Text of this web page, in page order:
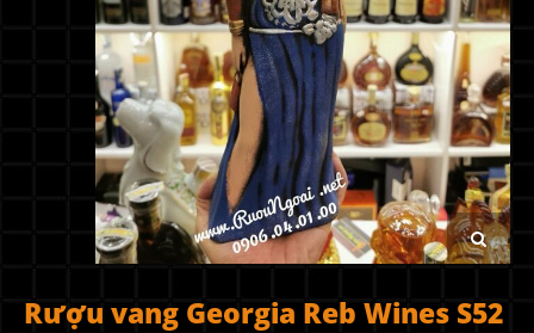
Rượu vang Georgia Reb Wines S52